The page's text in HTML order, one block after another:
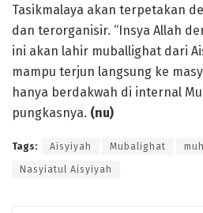
Tasikmalaya akan terpetakan
dan terorganisir. “Insya Allah
ini akan lahir muballighat dari
mampu terjun langsung ke
hanya berdakwah di internal
pungkasnya. (nu)
Tags: Aisyiyah Mubalighat
Nasyiatul Aisyiyah